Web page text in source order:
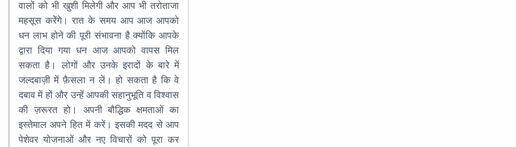
वालों को भी खुशी मिलेगी और आप भी तरोताजा
महसूस करेेंगे। रात के समय आप आज आपको
धन लाभ होने की पूरी संभावना है क्योंकि आपके
द्वारा दिया गया धन आज आपको वापस मिल
सकता है। लोगों और उनके इरादों के बारे में
जल्दबाज़ी में फ़ैसला न लें। हो सकता है कि वे
दबाव में हों और उन्हें आपकी सहानुभूति व विश्वास
की ज़रूरत हो। अपनी बौद्धिक क्षमताओं का
इस्तेमाल अपने हित में करें। इसकी मदद से आप
पेशेवर योजनाओं और नए विचारों को पूरा कर